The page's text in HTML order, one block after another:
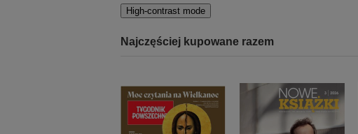
High-contrast mode
Najczęściej kupowane razem